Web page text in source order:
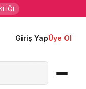
Giriş YapÜye Ol